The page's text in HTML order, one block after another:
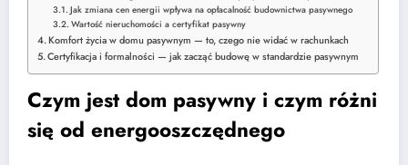
Jak zmiana cen energii wpływa na opłacalność budownictwa pasywnego
Wartość nieruchomości a certyfikat pasywny
Komfort życia w domu pasywnym — to, czego nie widać w rachunkach
Certyfikacja i formalności — jak zacząć budowę w standardzie pasywnym
Czym jest dom pasywny i czym różni
się od energooszczędnego